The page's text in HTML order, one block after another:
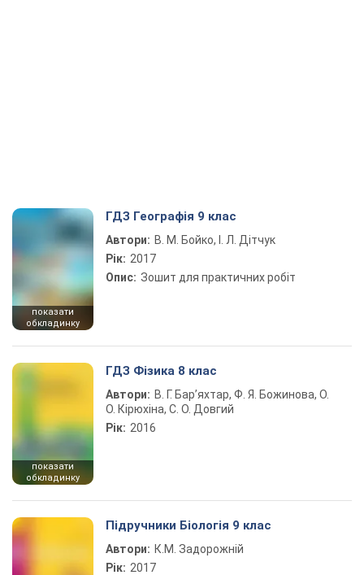
показати
обкладинку
ГДЗ Географія 9 клас
Автори: В. М. Бойко, І. Л. Дітчук
Рік: 2017
Опис: Зошит для практичних робіт
показати
обкладинку
ГДЗ Фізика 8 клас
Автори: В. Г. Бар’яхтар, Ф. Я. Божинова, О.
О. Кірюхіна, С. О. Довгий
Рік: 2016
Підручники Біологія 9 клас
Автори: К.М. Задорожній
Рік: 2017